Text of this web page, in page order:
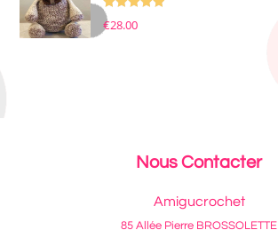
Note
€28.00
Nous Contacter
Amigucrochet
85 Allée Pierre BROSSOLETTE